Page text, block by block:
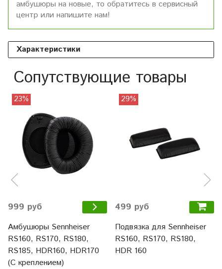
амбушюры на новые, то обратитесь в сервисный
центр или напишите нам!
Характеристики
Сопутствующие товары
23%
999 руб
Амбушюры Sennheiser
RS160, RS170, RS180,
RS185, HDR160, HDR170
(С креплением)
29%
499 руб
Подвязка для Sennheiser
RS160, RS170, RS180,
HDR 160